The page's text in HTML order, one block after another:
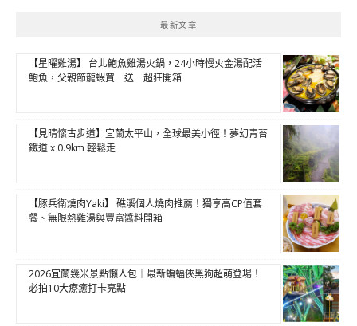
最新文章
【星曜雞湯】 台北鮑魚雞湯火鍋，24小時慢火金湯配活
鮑魚，父親節龍蝦買一送一超狂開箱
【見晴懷古步道】宜蘭太平山，全球最美小徑！夢幻青苔
鐵道 x 0.9km 輕鬆走
【豚兵衛燒肉Yaki】 礁溪個人燒肉推薦！獨享高CP值套
餐、無限熱雞湯與豐富醬料開箱
2026宜蘭幾米景點懶人包｜最新蝙蝠俠黑狗超萌登場！
必拍10大療癒打卡亮點